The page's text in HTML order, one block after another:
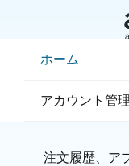
ホーム
アカウント管理
アカウン
注文履歴、ア